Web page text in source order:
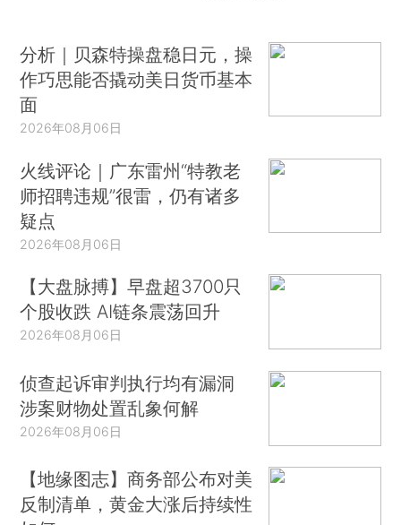
分析｜贝森特操盘稳日元，操
作巧思能否撬动美日货币基本
面
2026年08月06日
火线评论｜广东雷州“特教老
师招聘违规”很雷，仍有诸多
疑点
2026年08月06日
【大盘脉搏】早盘超3700只
个股收跌 AI链条震荡回升
2026年08月06日
侦查起诉审判执行均有漏洞
涉案财物处置乱象何解
2026年08月06日
【地缘图志】商务部公布对美
反制清单，黄金大涨后持续性